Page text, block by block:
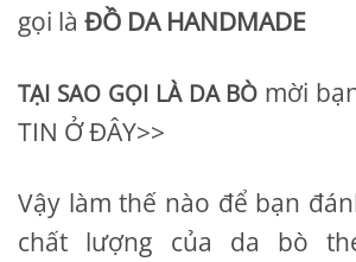
gọi là ĐỒ DA HANDMADE
TẠI SAO GỌI LÀ DA BÒ mời
TIN Ở ĐÂY>>
Vậy làm thế nào để bạn
chất lượng của da bò